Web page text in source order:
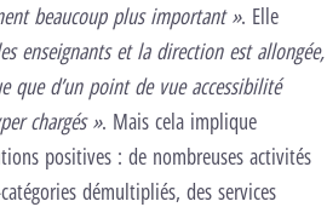
beaucoup plus important ». Elle
enseignants et la direction est allongée,
que d’un point de vue accessibilité
chargés ». Mais cela implique
positives : de nombreuses activités
démultipliés, des services